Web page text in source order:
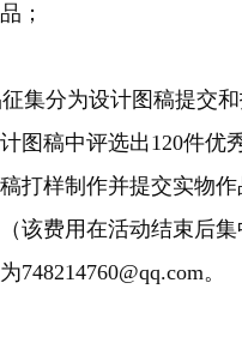
；
集分为设计图稿提交
图稿中评选出120件
打样制作并提交实物
该费用在活动结束后
。